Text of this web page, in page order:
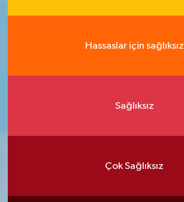
Hassaslar için sağlıksız
Sağlıksız
Çok Sağlıksız